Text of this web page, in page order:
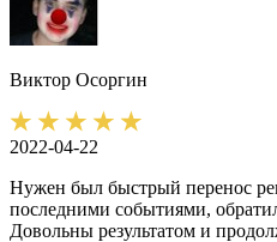
Виктор Осоргин
2022-04-22
Нужен был быстрый перенос
последними событиями,
Довольны результатом и